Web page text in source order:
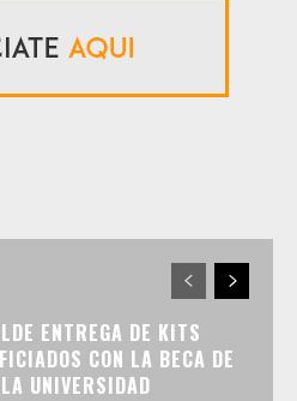
ENTREGA DE KITS
CON LA BECA DE
UNIVERSIDAD